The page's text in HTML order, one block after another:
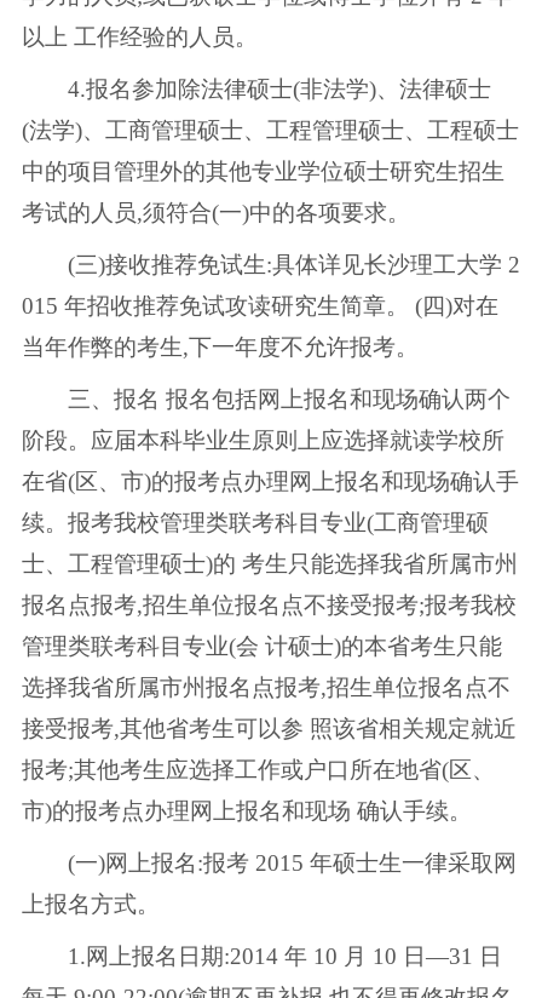
以上 工作经验的人员。
4.报名参加除法律硕士(非法学)、法律硕士
(法学)、工商管理硕士、工程管理硕士、工程硕士
中的项目管理外的其他专业学位硕士研究生招生
考试的人员,须符合(一)中的各项要求。
(三)接收推荐免试生:具体详见长沙理工大学 2
015 年招收推荐免试攻读研究生简章。 (四)对在
当年作弊的考生,下一年度不允许报考。
三、报名 报名包括网上报名和现场确认两个
阶段。应届本科毕业生原则上应选择就读学校所
在省(区、市)的报考点办理网上报名和现场确认手
续。报考我校管理类联考科目专业(工商管理硕
士、工程管理硕士)的 考生只能选择我省所属市州
报名点报考,招生单位报名点不接受报考;报考我校
管理类联考科目专业(会 计硕士)的本省考生只能
选择我省所属市州报名点报考,招生单位报名点不
接受报考,其他省考生可以参 照该省相关规定就近
报考;其他考生应选择工作或户口所在地省(区、
市)的报考点办理网上报名和现场 确认手续。
(一)网上报名:报考 2015 年硕士生一律采取网
上报名方式。
1.网上报名日期:2014 年 10 月 10 日—31 日